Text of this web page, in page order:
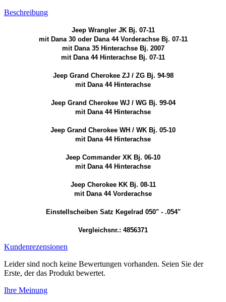
Beschreibung
Jeep Wrangler JK Bj. 07-11
mit Dana 30 oder Dana 44 Vorderachse Bj. 07-11
mit Dana 35 Hinterachse Bj. 2007
mit Dana 44 Hinterachse Bj. 07-11
Jeep Grand Cherokee ZJ / ZG Bj. 94-98
mit Dana 44 Hinterachse
Jeep Grand Cherokee WJ / WG Bj. 99-04
mit Dana 44 Hinterachse
Jeep Grand Cherokee WH / WK Bj. 05-10
mit Dana 44 Hinterachse
Jeep Commander XK Bj. 06-10
mit Dana 44 Hinterachse
Jeep Cherokee KK Bj. 08-11
mit Dana 44 Vorderachse
Einstellscheiben Satz Kegelrad 050" - .054"
Vergleichsnr.: 4856371
Kundenrezensionen
Leider sind noch keine Bewertungen vorhanden. Seien Sie der
Erste, der das Produkt bewertet.
Ihre Meinung